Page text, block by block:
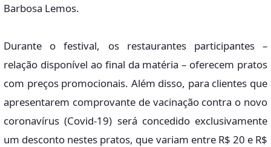
Barbosa Lemos.
Durante o festival, os restaurantes participantes –
relação disponível ao final da matéria – oferecem pratos
com preços promocionais. Além disso, para clientes que
apresentarem comprovante de vacinação contra o novo
coronavírus (Covid-19) será concedido exclusivamente
um desconto nestes pratos, que variam entre R$ 20 e R$